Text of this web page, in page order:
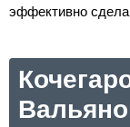
эффективно